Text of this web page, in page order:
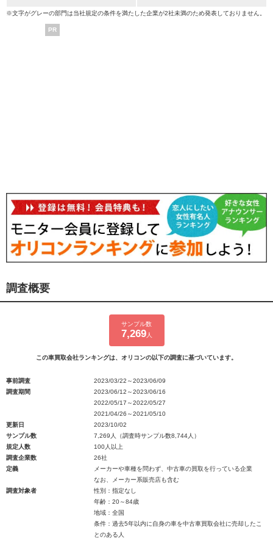
※文字がグレーの部門は当社規定の条件を満たした企業が2社未満のため発表しておりません。
PR
調査概要
サンプル数
7,269人
この車買取会社ランキングは、オリコンの以下の調査に基づいています。
事前調査
2023/03/22～2023/06/09
調査期間
2023/06/12～2023/06/16
2022/05/17～2022/05/27
2021/04/26～2021/05/10
更新日
2023/10/02
サンプル数
7,269人（調査時サンプル数8,744人）
規定人数
100人以上
調査企業数
26社
定義
メーカーや車種を問わず、中古車の買取を行っている企業
なお、メーカー系販売店も含む
調査対象者
性別：指定なし
年齢：20～84歳
地域：全国
条件：過去5年以内に自身の車を中古車買取会社に売却したこ
とのある人